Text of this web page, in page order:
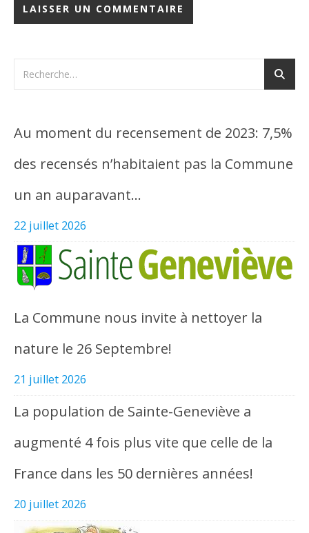
Au moment du recensement de 2023: 7,5%
des recensés n’habitaient pas la Commune
un an auparavant…
22 juillet 2026
La Commune nous invite à nettoyer la
nature le 26 Septembre!
21 juillet 2026
La population de Sainte-Geneviève a
augmenté 4 fois plus vite que celle de la
France dans les 50 dernières années!
20 juillet 2026